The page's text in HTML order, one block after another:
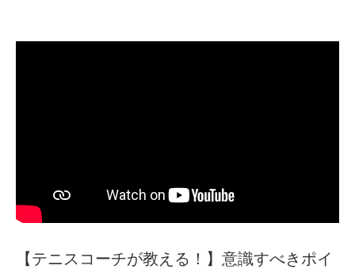
【テニスコーチが教える！】意識すべきポイ